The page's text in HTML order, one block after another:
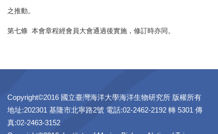
之推動。
第七條 本會章程經會員大會通過後實施，修訂時亦同。
Copyright©2016 國立臺灣海洋大學海洋生物研究所 版權所有
地址:202301 基隆市北寧路2號 電話:02-2462-2192 轉 5301 傳
真:02-2463-3152